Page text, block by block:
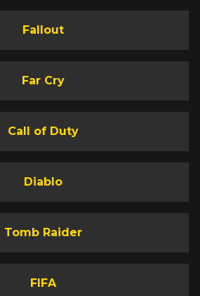
Fallout
Far Cry
Call of Duty
Diablo
Tomb Raider
FIFA